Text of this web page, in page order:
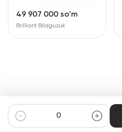
49 907 000 so'm
Brilliant Bilaguzuk